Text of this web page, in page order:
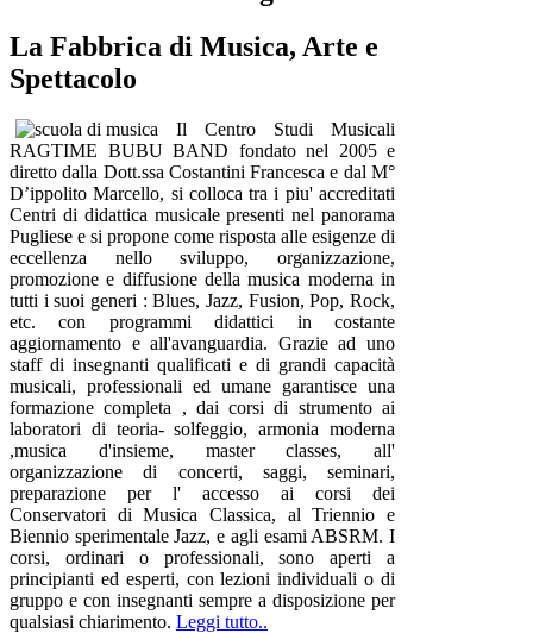
La Fabbrica di Musica, Arte e
Spettacolo
Il Centro Studi Musicali
RAGTIME BUBU BAND fondato nel 2005 e
diretto dalla Dott.ssa Costantini Francesca e dal M°
D’ippolito Marcello, si colloca tra i piu' accreditati
Centri di didattica musicale presenti nel panorama
Pugliese e si propone come risposta alle esigenze di
eccellenza nello sviluppo, organizzazione,
promozione e diffusione della musica moderna in
tutti i suoi generi : Blues, Jazz, Fusion, Pop, Rock,
etc. con programmi didattici in costante
aggiornamento e all'avanguardia. Grazie ad uno
staff di insegnanti qualificati e di grandi capacità
musicali, professionali ed umane garantisce una
formazione completa , dai corsi di strumento ai
laboratori di teoria- solfeggio, armonia moderna
,musica d'insieme, master classes, all'
organizzazione di concerti, saggi, seminari,
preparazione per l' accesso ai corsi dei
Conservatori di Musica Classica, al Triennio e
Biennio sperimentale Jazz, e agli esami ABSRM. I
corsi, ordinari o professionali, sono aperti a
principianti ed esperti, con lezioni individuali o di
gruppo e con insegnanti sempre a disposizione per
qualsiasi chiarimento. Leggi tutto..